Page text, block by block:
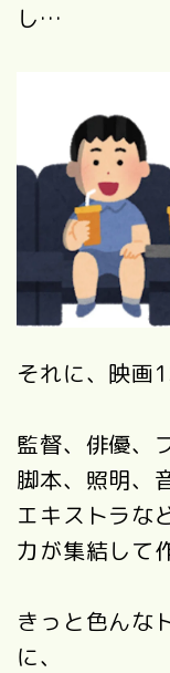
し…
それに、映画
監督、俳優、
脚本、照明、
エキストラな
力が集結して
きっと色んな
に、